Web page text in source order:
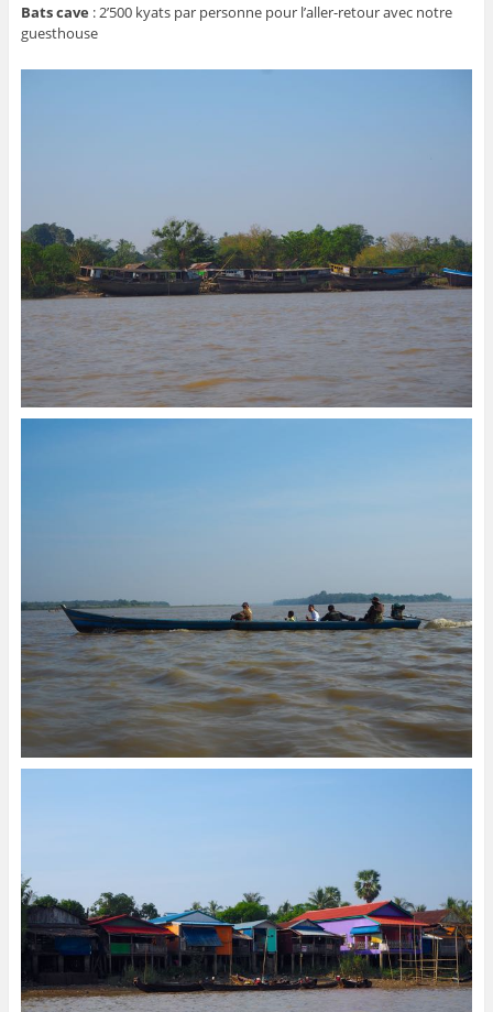
Bats cave : 2’500 kyats par personne pour l’aller-retour avec notre
guesthouse